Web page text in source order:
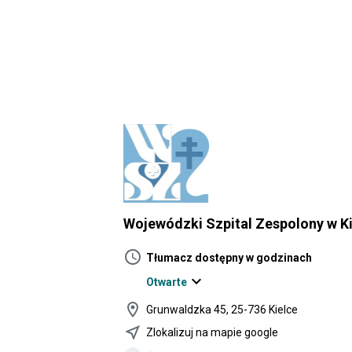
Wojewódzki Szpital Zespolony w
schedule Tłumacz dostępny w godzinach
Otwarteexpand_more
location_on
Grunwaldzka 45, 25-736 Kielce
near_me Zlokalizuj na mapie google